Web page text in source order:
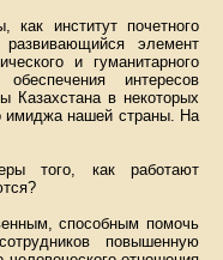
институт почетного
элемент
и гуманитарного
интересов
Казахстана в некоторых
имиджа нашей страны. На
того, как работают
способным помочь
повышенную